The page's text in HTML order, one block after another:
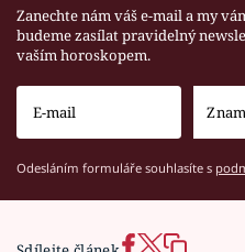
Zanechte nám váš e-mail a my
budeme zasílat pravidelný
vaším horoskopem.
Odesláním formuláře souhlasíte s